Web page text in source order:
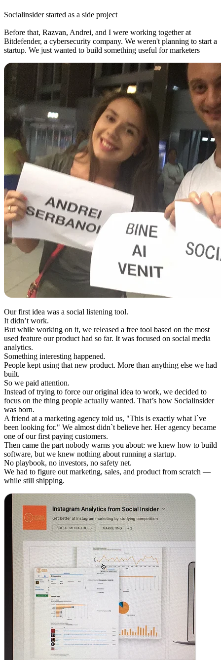
Socialinsider started as a side project
Before that, Razvan, Andrei, and I were working together at
Bitdefender, a cybersecurity company. We weren't planning to start a
startup. We just wanted to build something useful for marketers
Our first idea was a social listening tool.
It didn’t work.
But while working on it, we released a free tool based on the most
used feature our product had so far. It was focused on social media
analytics.
Something interesting happened.
People kept using that new product. More than anything else we had
built.
So we paid attention.
Instead of trying to force our original idea to work, we decided to
focus on the thing people actually wanted. That’s how Socialinsider
was born.
A friend at a marketing agency told us, "This is exactly what I`ve
been looking for." We almost didn`t believe her. Her agency became
one of our first paying customers.
Then came the part nobody warns you about: we knew how to build
software, but we knew nothing about running a startup.
No playbook, no investors, no safety net.
We had to figure out marketing, sales, and product from scratch —
while still shipping.